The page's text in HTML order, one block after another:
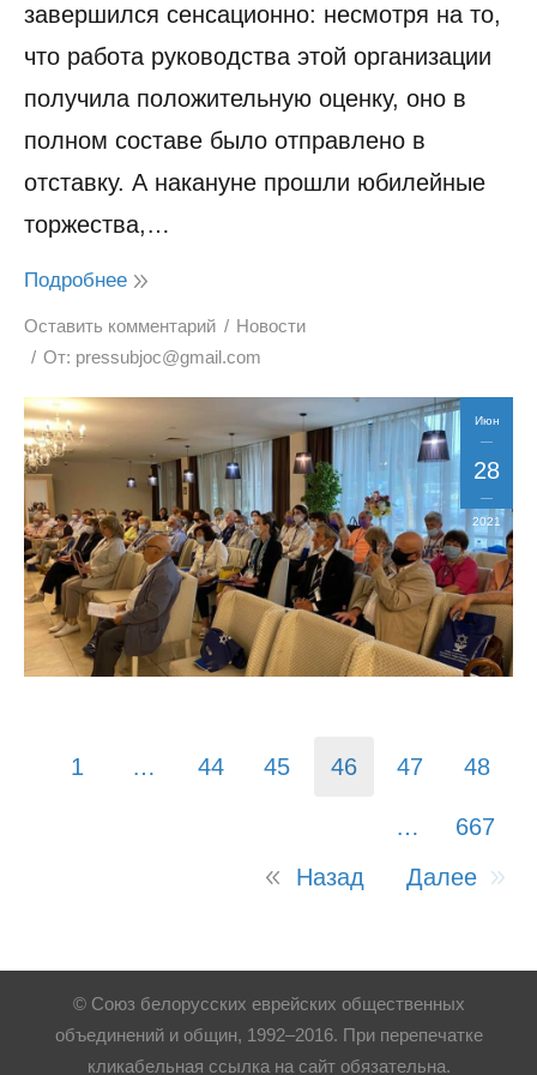
завершился сенсационно: несмотря на то,
что работа руководства этой организации
получила положительную оценку, оно в
полном составе было отправлено в
отставку. А накануне прошли юбилейные
торжества,…
Подробнее
Оставить комментарий
Новости
От: pressubjoc@gmail.com
Июн
28
2021
1 … 44 45 46 47 48
…
667
Назад
Далее
© Союз белорусских еврейских общественных
объединений и общин, 1992–2016. При перепечатке
кликабельная ссылка на сайт обязательна.